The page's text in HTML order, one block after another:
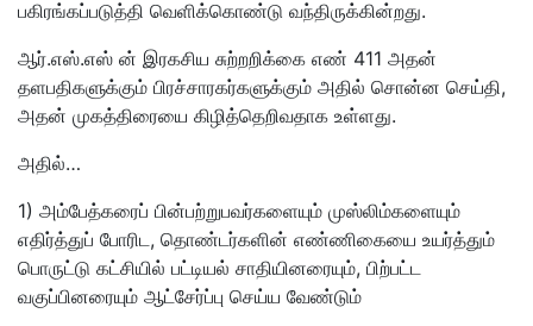
பகிரங்கப்படுத்தி வெளிக்கொண்டு வந்திருக்கின்றது.
ஆர்.எஸ்.எஸ் ன் இரகசிய சுற்றறிக்கை எண் 411 அதன்
தளபதிகளுக்கும் பிரச்சாரகர்களுக்கும் அதில் சொன்ன செய்தி,
அதன் முகத்திரையை கிழித்தெறிவதாக உள்ளது.
அதில்…
1) அம்பேத்கரைப் பின்பற்றுபவர்களையும் முஸ்லிம்களையும்
எதிர்த்துப் போரிட, தொண்டர்களின் எண்ணிகையை உயர்த்தும்
பொருட்டு கட்சியில் பட்டியல் சாதியினரையும், பிற்பட்ட
வகுப்பினரையும் ஆட்சேர்ப்பு செய்ய வேண்டும்